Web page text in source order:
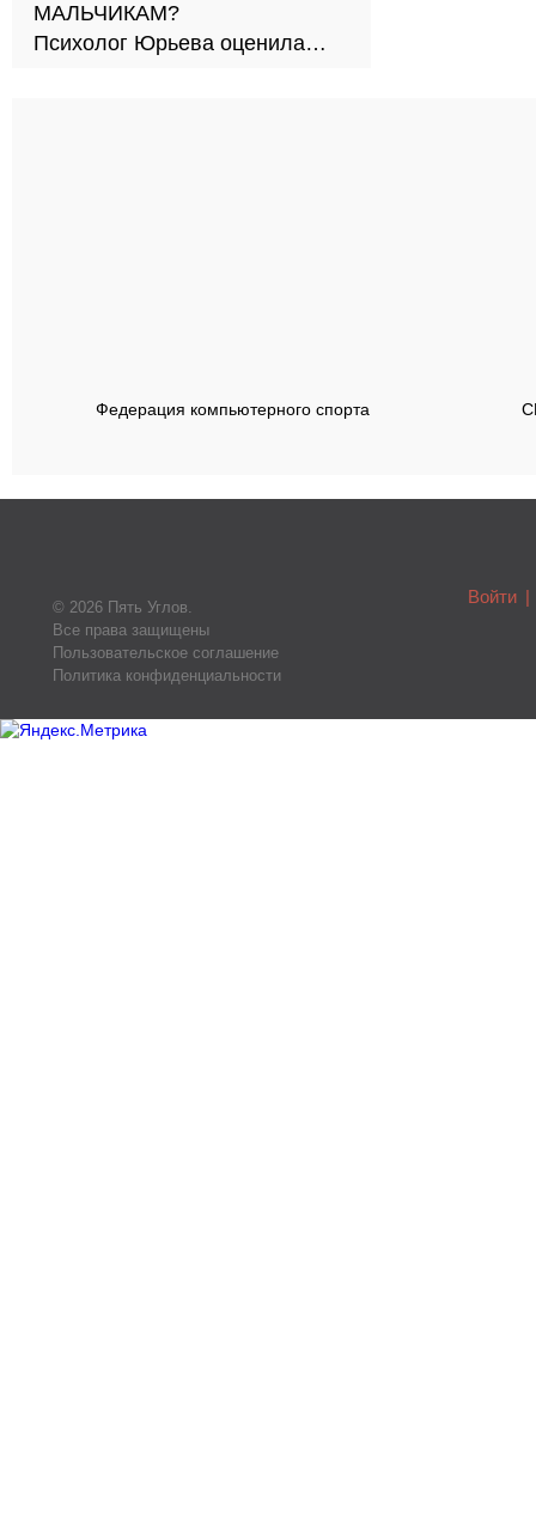
МАЛЬЧИКАМ?
Психолог Юрьева оценила
Федерация компьютерного спорта
© 2026 Пять Углов.
Все права защищены
Пользовательское соглашение
Политика конфиденциальности
Войти